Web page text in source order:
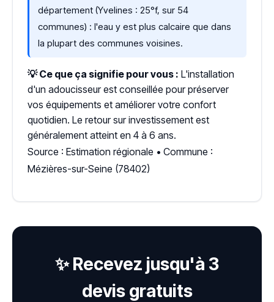
département (Yvelines : 25°f, sur 54
communes) : l'eau y est plus calcaire que dans
la plupart des communes voisines.
💡 Ce que ça signifie pour vous : L'installation
d'un adoucisseur est conseillée pour préserver
vos équipements et améliorer votre confort
quotidien. Le retour sur investissement est
généralement atteint en 4 à 6 ans.
Source : Estimation régionale • Commune :
Mézières-sur-Seine (78402)
✨ Recevez jusqu'à 3
devis gratuits